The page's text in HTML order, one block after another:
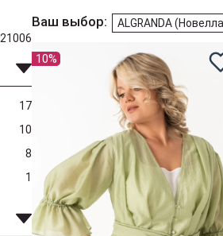
21006
17
10
8
1
Ваш выбор: ALGRANDA
10%